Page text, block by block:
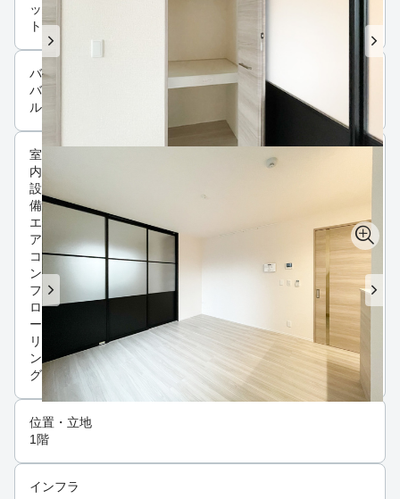
ッ
ト
バルコニー
バルコニー
ルーフバルコニー
室
内
設
備
エ
ア
コ
ン
フ
ロ
ー
リ
ン
グ
位置・立地
1階
インフラ